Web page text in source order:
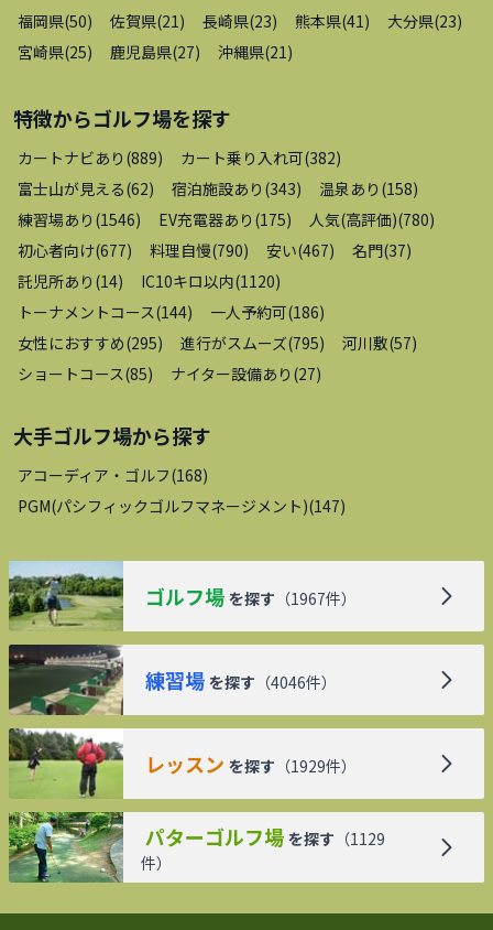
福岡県(50) 佐賀県(21 ) 長崎県(23) 熊本県(41 ) 大分県(23)
宮崎県(25) 鹿児島県(27) 沖縄県(21 )
特徴からゴルフ場を探す
カートナビあり (889) カート乗り入れ可(382)
富士山が見える(62) 宿泊施設あり (343) 温泉あり (158)
練習場あり (1546) EV充電器あり (175) 人気(高評価)(780)
初心者向け(677) 料理自慢(790) 安い(467) 名門(37)
託児所あり (14) IC10キロ以内(1120)
トーナメントコース(144) 一人予約可(186)
女性におすすめ(295) 進行がスムーズ(795) 河川敷(57)
ショートコース(85) ナイター設備あり (27)
大手ゴルフ場から探す
アコーディア・ゴルフ(168)
PGM(パシフィックゴルフマネージメント)(147)
ゴルフ場 を探す （1967件）
練習場 を探す （4046件）
レッスン を探す （1929件）
パターゴルフ場 を探す （1129
件）